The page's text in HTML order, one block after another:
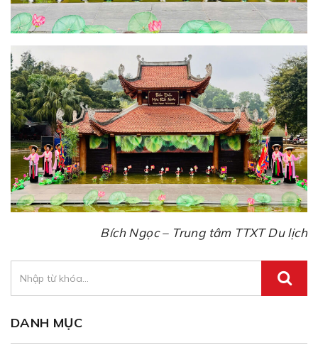
Bích Ngọc – Trung tâm TTXT Du lịch
DANH MỤC